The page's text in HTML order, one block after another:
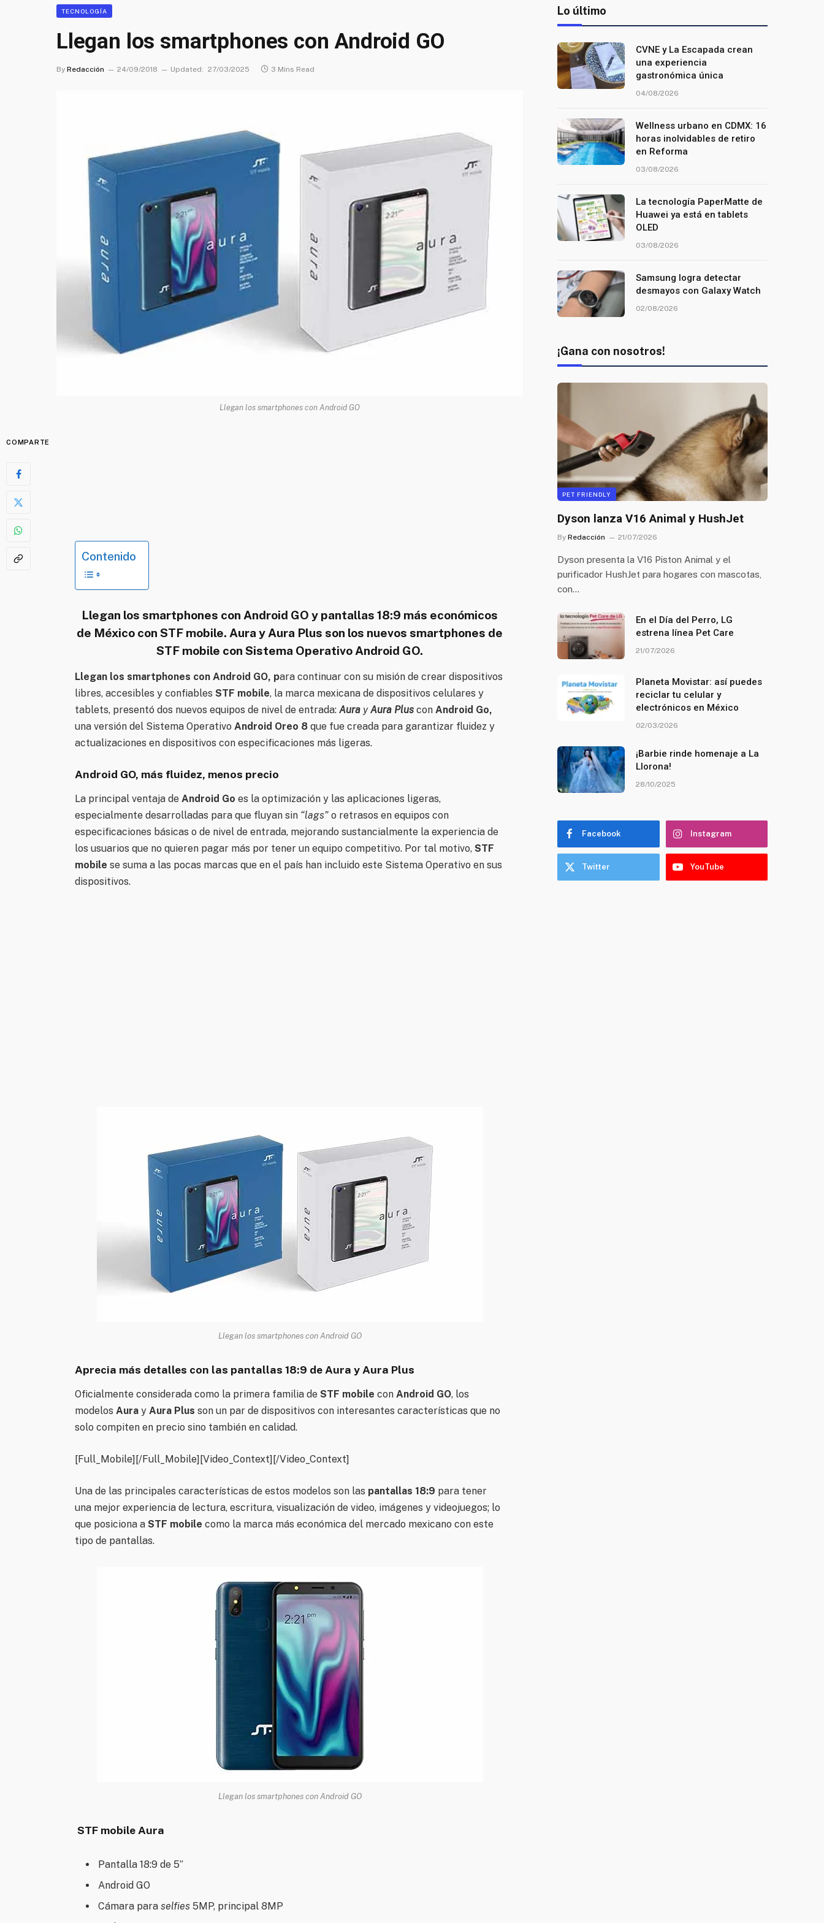
TECNOLOGÍA
Llegan los smartphones con Android GO
By Redacción 24/09/2018 Updated: 27/03/2025 3 Mins Read
Llegan los smartphones con Android GO
COMPARTE
Contenido
Llegan los smartphones con Android GO y pantallas 18:9 más económicos
de México con STF mobile. Aura y Aura Plus son los nuevos smartphones de
STF mobile con Sistema Operativo Android GO.
Llegan los smartphones con Android GO, para continuar con su misión de crear dispositivos
libres, accesibles y confiables STF mobile, la marca mexicana de dispositivos celulares y
tablets, presentó dos nuevos equipos de nivel de entrada: Aura yAura Plus con Android Go,
una versión del Sistema Operativo Android Oreo 8que fue creada para garantizar fluidez y
actualizaciones en dispositivos con especificaciones más ligeras.
Android GO, más fluidez, menos precio
La principal ventaja de Android Go es la optimización y las aplicaciones ligeras,
especialmente desarrolladas para que fluyan sin “lags”o retrasos en equipos con
especificaciones básicas o de nivel de entrada, mejorando sustancialmente la experiencia de
los usuarios que no quieren pagar más por tener un equipo competitivo. Por tal motivo, STF
mobile se suma a las pocas marcas que en el país han incluido este Sistema Operativo en sus
dispositivos.
Llegan los smartphones con Android GO
Aprecia más detalles con las pantallas 18:9 de Aura y Aura Plus
Oficialmente considerada como la primera familia de STF mobile con Android GO, los
modelos Auray Aura Plus son un par de dispositivos con interesantes características que no
solo compiten en precio sino también en calidad.
[Full_Mobile][/Full_Mobile][Video_Context][/Video_Context]
Una de las principales características de estos modelos son las pantallas 18:9 para tener
una mejor experiencia de lectura, escritura, visualización de video, imágenes y videojuegos; lo
que posiciona a STF mobile como la marca más económica del mercado mexicano con este
tipo de pantallas.
Llegan los smartphones con Android GO
STF mobile Aura
Pantalla 18:9 de 5”
Android GO
Cámara para selfies 5MP, principal 8MP
Lo último
CVNE y La Escapada crean
una experiencia
gastronómica única
04/08/2026
Wellness urbano en CDMX: 16
horas inolvidables de retiro
en Reforma
03/08/2026
La tecnología PaperMatte de
Huawei ya está en tablets
OLED
03/08/2026
Samsung logra detectar
desmayos con Galaxy Watch
02/08/2026
¡Gana con nosotros!
PET FRIENDLY
Dyson lanza V16 Animal y HushJet
By Redacción 21/07/2026
Dyson presenta la V16 Piston Animal y el
purificador HushJet para hogares con mascotas,
con…
En el Día del Perro, LG
estrena línea Pet Care
21/07/2026
Planeta Movistar: así puedes
reciclar tu celular y
electrónicos en México
02/03/2026
¡Barbie rinde homenaje a La
Llorona!
28/10/2025
Facebook Instagram
Twitter YouTube